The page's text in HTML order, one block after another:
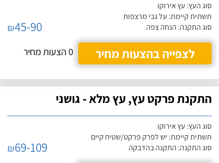
סוג העץ: עץ אירוקו
תשתית קיימת: על גבי מרצפות
סוג התקנה: הנחה צפה
₪45-90
לצפייה בהצעות מחיר
0 הצעות מחיר
התקנת פרקט עץ, עץ מלא - גושני
סוג העץ: עץ אירוקו
תשתית קיימת: יש לפרק פרקט/שטיח קיים
סוג התקנה: התקנה בהדבקה
₪69-109